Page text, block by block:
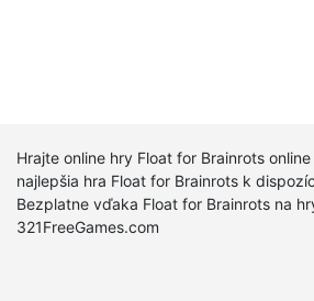
Hrajte online hry Float for Brainrots
najlepšia hra Float for Brainrots k
Bezplatne vďaka Float for Brainrots na
321FreeGames.com